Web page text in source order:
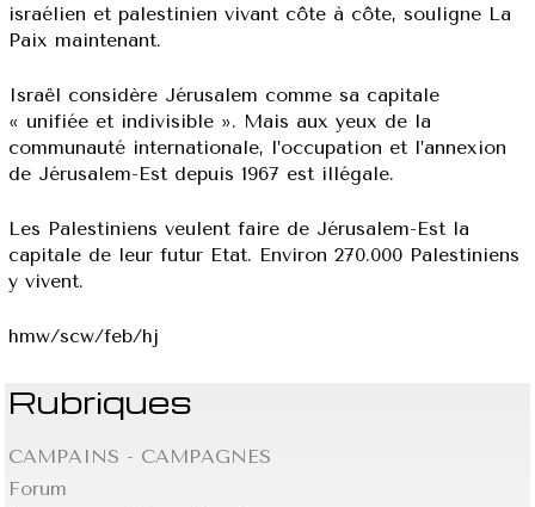
israélien et palestinien vivant côte à côte, souligne La
Paix maintenant.
Israël considère Jérusalem comme sa capitale
« unifiée et indivisible ». Mais aux yeux de la
communauté internationale, l’occupation et l’annexion
de Jérusalem-Est depuis 1967 est illégale.
Les Palestiniens veulent faire de Jérusalem-Est la
capitale de leur futur Etat. Environ 270.000 Palestiniens
y vivent.
hmw/scw/feb/hj
Rubriques
CAMPAINS - CAMPAGNES
Forum